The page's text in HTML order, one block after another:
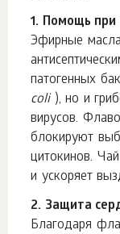
1. Помощь при
Эфирные
патогенных
coli), но и
вирусов.
блокируют
цитокинов.
и ускоряет
2. Защита
Благодаря